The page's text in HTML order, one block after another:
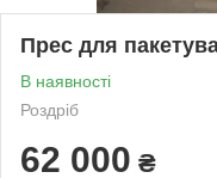
Прес для
В наявності
Роздріб
62 000 ₴